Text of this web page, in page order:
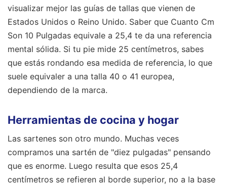
visualizar mejor las guías de tallas que vienen de
Estados Unidos o Reino Unido. Saber que Cuanto Cm
Son 10 Pulgadas equivale a 25,4 te da una referencia
mental sólida. Si tu pie mide 25 centímetros, sabes
que estás rondando esa medida de referencia, lo que
suele equivaler a una talla 40 o 41 europea,
dependiendo de la marca.
Herramientas de cocina y hogar
Las sartenes son otro mundo. Muchas veces
compramos una sartén de "diez pulgadas" pensando
que es enorme. Luego resulta que esos 25,4
centímetros se refieren al borde superior, no a la base